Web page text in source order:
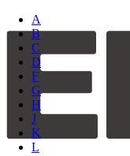
A
B
C
D
F
G
H
J
K
L